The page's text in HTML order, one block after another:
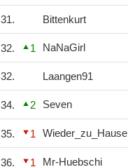
31. Bittenkurt
32. 1 NaNaGirl
32. Laangen91
34. 2 Seven
35. 1 Wieder_zu_Hause
36. 1 Mr-Huebschi